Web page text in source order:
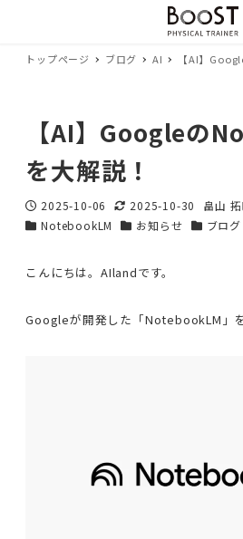
トップページ ブログ AI 【AI】
【AI】Googleの
を大解説！
投稿日
2025-10-06
更新日
2025-10-30
著
者
畠山
カテゴリー
NotebookLM
カテゴリー
お知らせ
カテゴリー
ブログ
こんにちは。AIlandです。
Googleが開発した「NotebookLM」